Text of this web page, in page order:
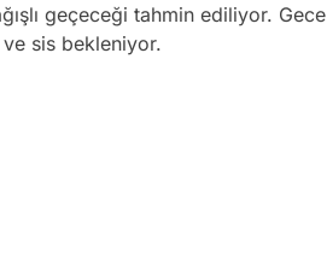
geçeceği tahmin ediliyor. Gece
sis bekleniyor.